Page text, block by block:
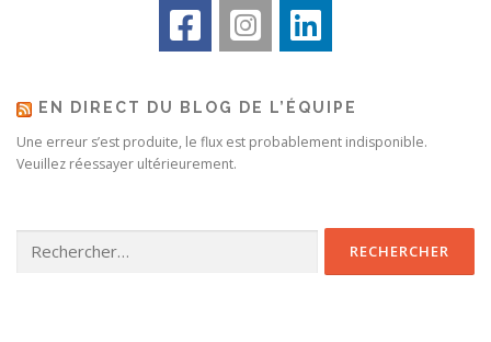
EN DIRECT DU BLOG DE L’ÉQUIPE
Une erreur s’est produite, le flux est probablement indisponible.
Veuillez réessayer ultérieurement.